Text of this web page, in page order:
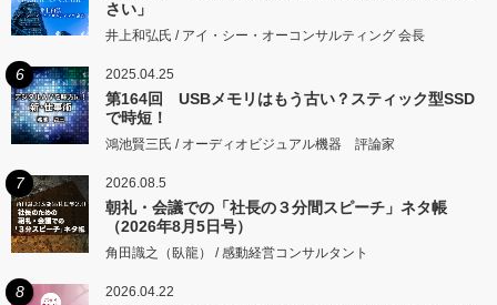
さい」
井上和弘氏 / アイ・シー・オーコンサルティング 会長
6 2025.04.25
第164回 USBメモリはもう古い？スティック型SSD
で時短！
鴻池賢三氏 / オーディオビジュアル機器 評論家
7 2026.08.5
朝礼・会議での「社長の３分間スピーチ」ネタ帳
（2026年8月5日号）
角田識之（臥龍） / 感動経営コンサルタント
8 2026.04.22